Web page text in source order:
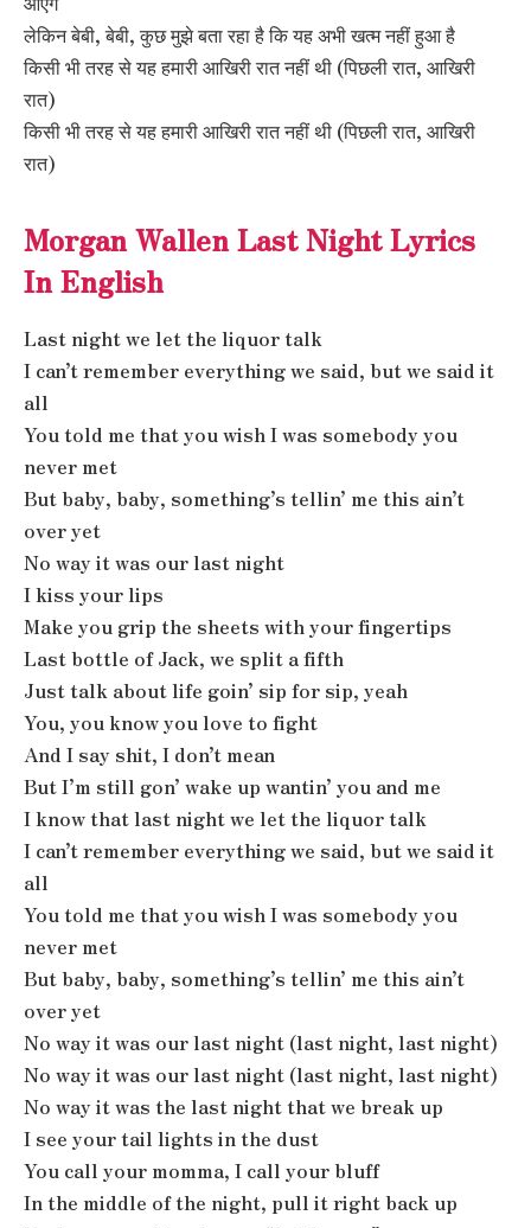
लेकिन बेबी, बेबी, कुछ मुझे बता रहा है कि यह अभी खत्म नहीं हुआ है
किसी भी तरह से यह हमारी आखिरी रात नहीं थी (पिछली रात, आखिरी
रात)
किसी भी तरह से यह हमारी आखिरी रात नहीं थी (पिछली रात, आखिरी
रात)
Morgan Wallen Last Night Lyrics
In English
Last night we let the liquor talk
I can’t remember everything we said, but we said it
all
You told me that you wish I was somebody you
never met
But baby, baby, something’s tellin’ me this ain’t
over yet
No way it was our last night
I kiss your lips
Make you grip the sheets with your fingertips
Last bottle of Jack, we split a fifth
Just talk about life goin’ sip for sip, yeah
You, you know you love to fight
And I say shit, I don’t mean
But I’m still gon’ wake up wantin’ you and me
I know that last night we let the liquor talk
I can’t remember everything we said, but we said it
all
You told me that you wish I was somebody you
never met
But baby, baby, something’s tellin’ me this ain’t
over yet
No way it was our last night (last night, last night)
No way it was our last night (last night, last night)
No way it was the last night that we break up
I see your tail lights in the dust
You call your momma, I call your bluff
In the middle of the night, pull it right back up